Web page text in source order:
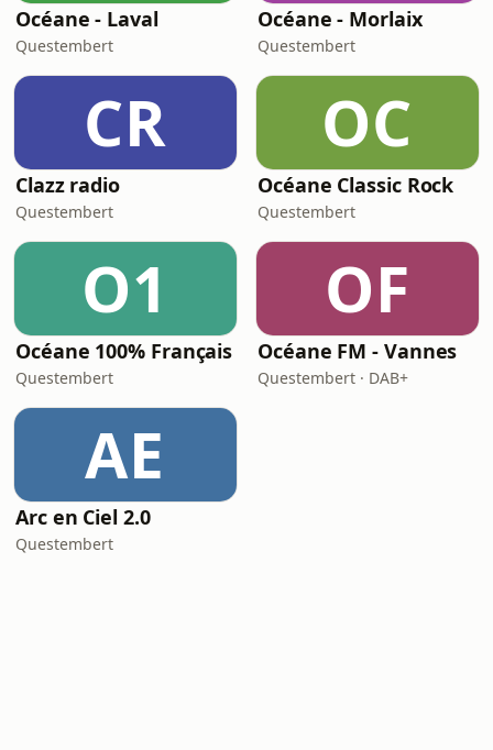
Océane - Laval
Questembert
Océane - Morlaix
Questembert
CR
Clazz radio
Questembert
OC
Océane Classic Rock
Questembert
O1
Océane 100% Français
Questembert
OF
Océane FM - Vannes
Questembert · DAB+
AE
Arc en Ciel 2.0
Questembert